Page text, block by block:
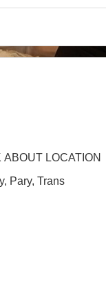
ABOUT LOCATION
Pary, Trans